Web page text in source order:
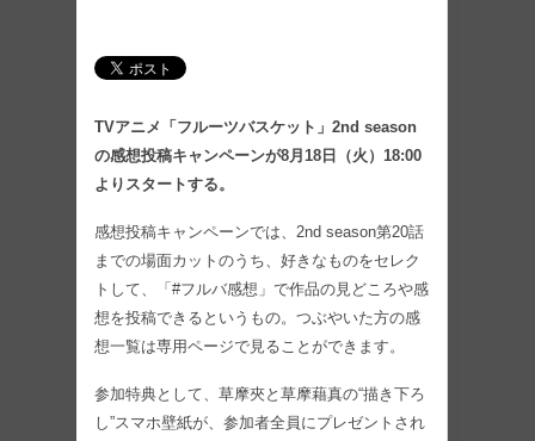
TVアニメ「フルーツバスケット」2nd season
の感想投稿キャンペーンが8月18日（火）18:00
よりスタートする。
感想投稿キャンペーンでは、2nd season第20話
までの場面カットのうち、好きなものをセレク
トして、「#フルバ感想」で作品の見どころや感
想を投稿できるというもの。つぶやいた方の感
想一覧は専用ページで見ることができます。
参加特典として、草摩夾と草摩藉真の“描き下ろ
し”スマホ壁紙が、参加者全員にプレゼントされ